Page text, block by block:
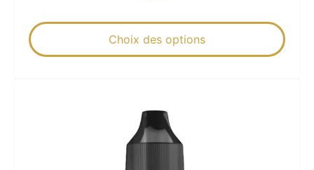
Choix des options